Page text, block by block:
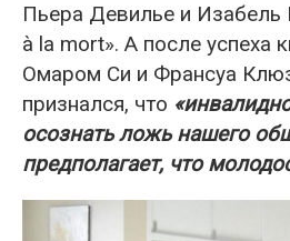
Пьера Девилье и Изабель
à la mort». А после успеха
Омаром Си и Франсуа
признался, что
осознать ложь нашего
предполагает, что